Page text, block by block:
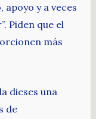
apoyo y a veces
Piden que el
más
dieses una
de